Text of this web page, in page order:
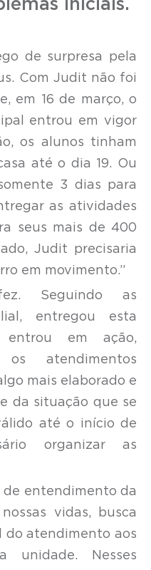
iniciais.
de surpresa pela
Com Judit não foi
em 16 de março, o
entrou em vigor
os alunos tinham
até o dia 19. Ou
3 dias para
as atividades
seus mais de 400
Judit precisaria
em movimento.”
Seguindo as
entregou esta
entrou em ação,
os atendimentos
mais elaborado e
da situação que se
até o início de
organizar as
de entendimento da
vidas, busca
do atendimento aos
unidade. Nesses